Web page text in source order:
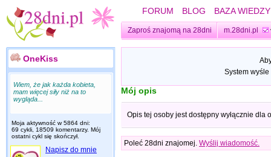
FORUM BLOG BAZA WIEDZY
Zaproś znajomą na 28dni m.28dni.pl
OneKiss
Wiem, że jak każda kobieta,
mam więcej siły niż na to
wygląda...
Moja aktywność w 5864 dni:
69 cykli, 18509 komentarzy. Mój
ostatni cykl się skończył.
Napisz do mnie
System
Mój opis
Opis tej osoby jest dostępny wyłącznie dla
Poleć 28dni znajomej. Wyślij wiadomość.